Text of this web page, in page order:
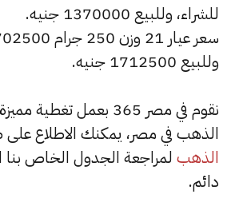
للشراء، وللبيع 1370000 جنيه.
وللبيع 1712500 جنيه.
نقوم في مصر 365 بعمل
الذهب في مصر، يمكنك الاطلاع
الذهب لمراجعة الجدول الخاص
دائم.